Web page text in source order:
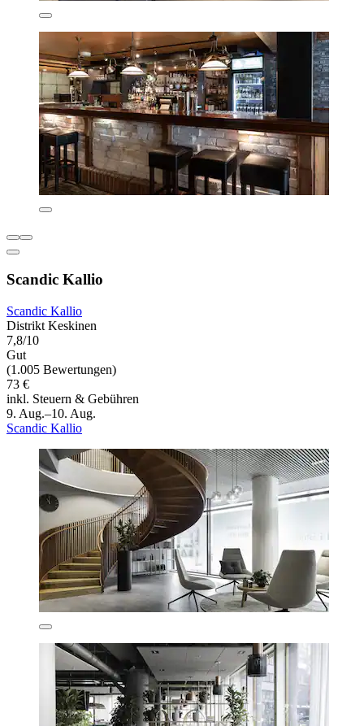
Scandic Kallio
Scandic Kallio
Distrikt Keskinen
7,8/10
Gut
(1.005 Bewertungen)
73 €
inkl. Steuern & Gebühren
9. Aug.–10. Aug.
Scandic Kallio